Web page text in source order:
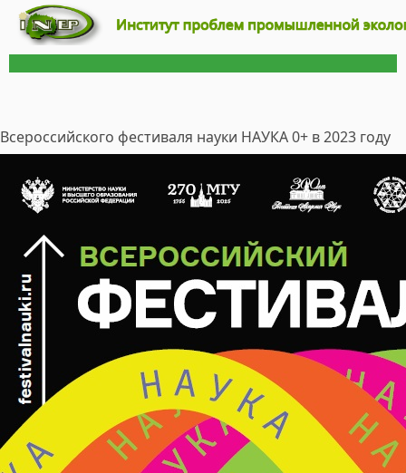
Всероссийского фестиваля науки НАУКА 0+ в 2023 году